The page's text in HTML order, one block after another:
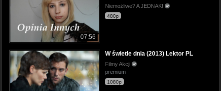
07:56
Niemożliwe? A JEDNAK!
480p
W świetle dnia (2013) Lektor PL
Filmy Akcji
premium
1080p